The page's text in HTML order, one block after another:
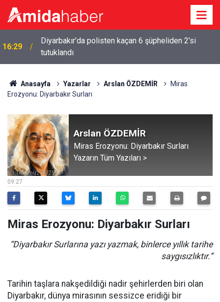
16:29
Diyarbakır’da polisten kaçan 6 şüpheliden 2’si
tutuklandı
Anasayfa Yazarlar Arslan ÖZDEMİR
Miras
Erozyonu: Diyarbakır Surları
Arslan ÖZDEMİR
Miras Erozyonu: Diyarbakır Surları
Yazarın Tüm Yazıları >
09:27
03 Temmuz 2025
Miras Erozyonu: Diyarbakır Surları
“Diyarbakır Surlarına yazı yazmak, binlerce yıllık tarihe
saygısızlıktır.”
Tarihin taşlara nakşedildiği nadir şehirlerden biri olan
Diyarbakır, dünya mirasının sessizce eridiği bir